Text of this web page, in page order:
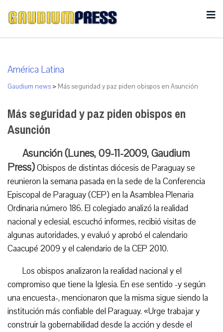
América Latina
Gaudium news > Más seguridad y paz piden obispos en Asunción
Más seguridad y paz piden obispos en
Asunción
Asunción (Lunes, 09-11-2009, Gaudium
Press)Obispos de distintas diócesis de Paraguay se
reunieron la semana pasada en la sede de la Conferencia
Episcopal de Paraguay (CEP) en la Asamblea Plenaria
Ordinaria número 186. El colegiado analizó la realidad
nacional y eclesial, escuchó informes, recibió visitas de
algunas autoridades, y evaluó y aprobó el calendario
Caacupé 2009 y el calendario de la CEP 2010.
Los obispos analizaron la realidad nacional y el
compromiso que tiene la Iglesia. En ese sentido -y según
una encuesta-, mencionaron que la misma sigue siendo la
institución más confiable del Paraguay. «Urge trabajar y
construir la gobernabilidad desde la acción y desde el